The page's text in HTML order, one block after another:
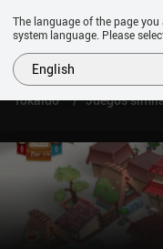
Tokaido™ Juegos
The language of the page
system language. Please
English